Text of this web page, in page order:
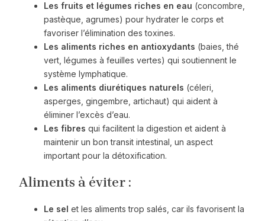
Les fruits et légumes riches en eau (concombre,
pastèque, agrumes) pour hydrater le corps et
favoriser l’élimination des toxines.
Les aliments riches en antioxydants (baies, thé
vert, légumes à feuilles vertes) qui soutiennent le
système lymphatique.
Les aliments diurétiques naturels (céleri,
asperges, gingembre, artichaut) qui aident à
éliminer l’excès d’eau.
Les fibres qui facilitent la digestion et aident à
maintenir un bon transit intestinal, un aspect
important pour la détoxification.
Aliments à éviter :
Le sel et les aliments trop salés, car ils favorisent la